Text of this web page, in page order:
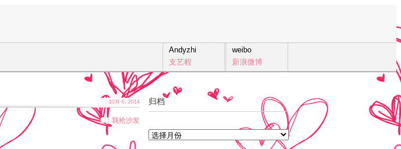
weibo
新浪微博
Andyzhi
支艺程
我抢沙发
10月 6, 2014 归档
档